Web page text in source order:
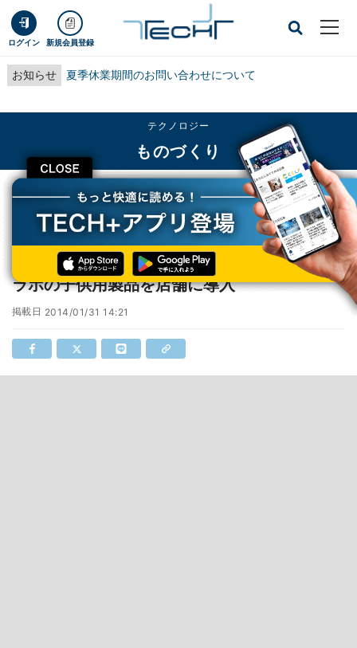
ログイン 新規会員登録
お知らせ 夏季休業期間のお問い合わせについて
CLOSE
テクノロジー
ものづくり
TECH+ テクノロジー
ものづくり
マクドナルドでインタラクティブ体験!チームラボの子供用製品を店舗に導入
マクドナルドでインタラクティブ体験!チーム
ラボの子供用製品を店舗に導入
掲載日 2014/01/31 14:21